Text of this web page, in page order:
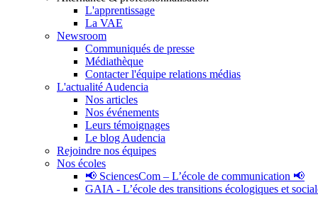
L'apprentissage
La VAE
Newsroom
Communiqués de presse
Médiathèque
Contacter l'équipe relations médias
L'actualité Audencia
Nos articles
Nos événements
Leurs témoignages
Le blog Audencia
Rejoindre nos équipes
Nos écoles
📢 SciencesCom – L’école de communication 📢
GAIA - L’école des transitions écologiques et